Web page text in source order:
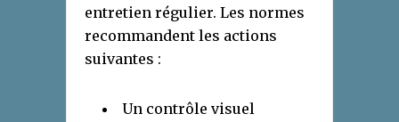
entretien régulier. Les normes
recommandent les actions
suivantes :
Un contrôle visuel